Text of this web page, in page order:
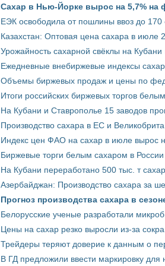
Сахар в Нью-Йорке вырос на 5,7% на
ЕЭК освободила от пошлины ввоз до
Казахстан: Оптовая цена сахара в июле
Урожайность сахарной свёклы на
Ежедневные внебиржевые индексы
Объемы биржевых продаж и цены по
Итоги российских биржевых торгов
На Кубани и Ставрополье 15 заводов
Производство сахара в ЕС и
Индекс цен ФАО на сахар в июле вырос
Биржевые торги белым сахаром в
На Кубани переработано 500 тыс. т
Азербайджан: Производство сахара за
Прогноз производства сахара в
Белорусские ученые разработали
Цены на сахар резко выросли из-за
Трейдеры теряют доверие к данным о
В ГД предложили ввести маркировку